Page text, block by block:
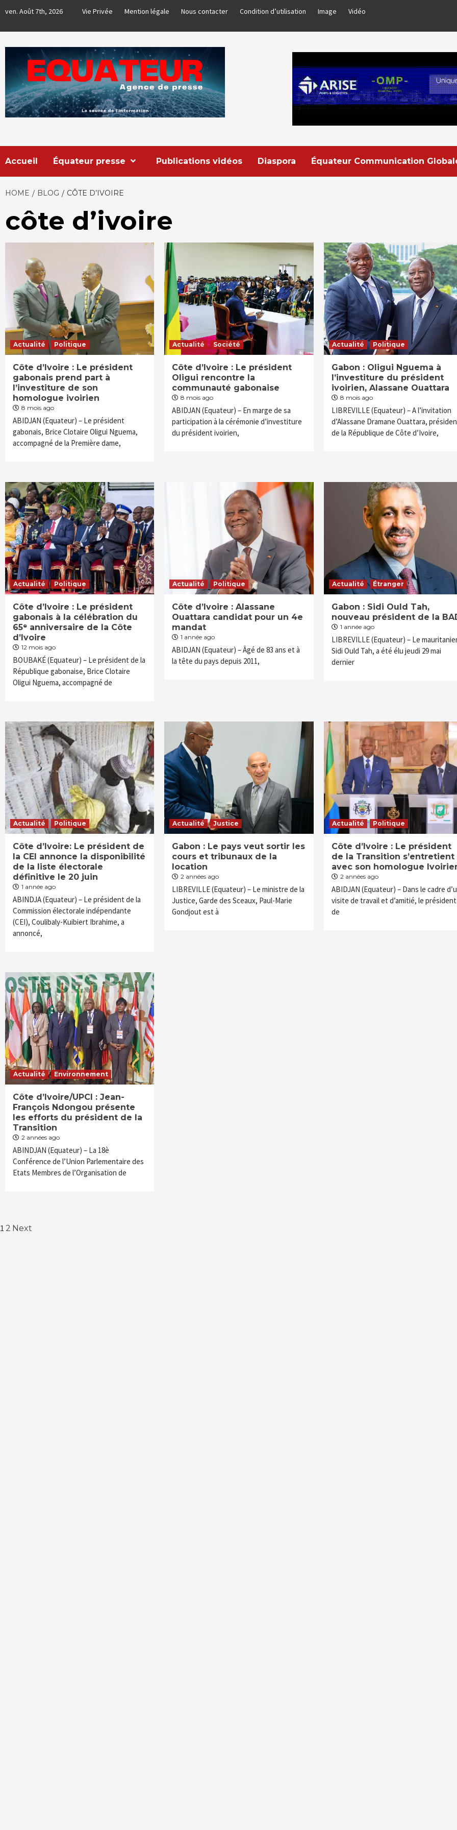
content
ven. Août 7th, 2026 Vie Privée Mention légale Nous contacter Condition d’utilisation Image Vidéo
EQUATEUR
Accueil Équateur presse Publications vidéos Diaspora Équateur Communication
HOME BLOG CÔTE D’IVOIRE
côte d’ivoire
Actualité Politique
Côte d’Ivoire : Le président
gabonais prend part à
l’investiture de son
homologue ivoirien
8 mois ago
ABIDJAN (Equateur) – Le président
gabonais, Brice Clotaire Oligui Nguema,
accompagné de la Première dame,
Actualité Société
Côte d’Ivoire : Le président
Oligui rencontre la
communauté gabonaise
8 mois ago
ABIDJAN (Equateur) – En marge de sa
participation à la cérémonie d’investiture
du président ivoirien,
Actualité Politique
Gabon : Oligui Nguema à
l’investiture du président
ivoirien, Alassane Ouattara
8 mois ago
LIBREVILLE (Equateur) – A l’invitation
d’Alassane Dramane Ouattara,
de la République de Côte d’Ivoire,
Actualité Politique
Côte d’Ivoire : Le président
gabonais à la célébration du
65ᵉ anniversaire de la Côte
d’Ivoire
12 mois ago
BOUBAKÉ (Equateur) – Le président de la
République gabonaise, Brice Clotaire
Oligui Nguema, accompagné de
Actualité Politique
Côte d’Ivoire : Alassane
Ouattara candidat pour un 4e
mandat
1 année ago
ABIDJAN (Equateur) – Âgé de 83 ans et à
la tête du pays depuis 2011,
Actualité Étranger
Gabon : Sidi Ould Tah,
nouveau président de la
1 année ago
LIBREVILLE (Equateur) – Le
Sidi Ould Tah, a été élu jeudi 29 mai
dernier
Actualité Politique
Côte d’Ivoire: Le président de
la CEI annonce la disponibilité
de la liste électorale
définitive le 20 juin
1 année ago
ABINDJA (Equateur) – Le président de la
Commission électorale indépendante
(CEI), Coulibaly-Kuibiert Ibrahime, a
annoncé,
Actualité Justice
Gabon : Le pays veut sortir les
cours et tribunaux de la
location
2 années ago
LIBREVILLE (Equateur) – Le ministre de la
Justice, Garde des Sceaux, Paul-Marie
Gondjout est à
Actualité Politique
Côte d’Ivoire : Le président
de la Transition s’entretient
avec son homologue
2 années ago
ABIDJAN (Equateur) – Dans le cadre
visite de travail et d’amitié, le président
de
Actualité Environnement
Côte d’Ivoire/UPCI : Jean-
François Ndongou présente
les efforts du président de la
Transition
2 années ago
ABINDJAN (Equateur) – La 18è
Conférence de l’Union Parlementaire des
Etats Membres de l’Organisation de
Navigation
1 2 Next